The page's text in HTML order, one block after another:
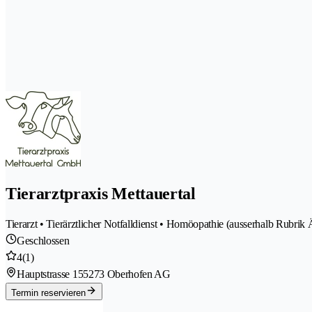
Tierarztpraxis Mettauertal
Tierarzt • Tierärztlicher Notfalldienst • Homöopathie (ausserhalb Rubrik
Geschlossen
4(1)
Hauptstrasse 155273 Oberhofen AG
Termin reservieren